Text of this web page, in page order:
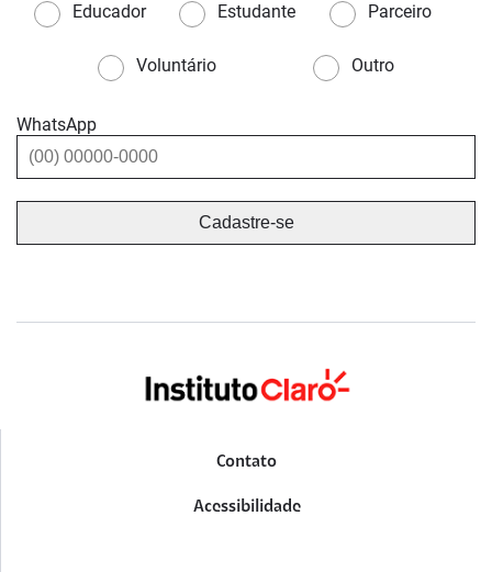
Educador
Estudante Parceiro
Voluntário Outro
WhatsApp
Contato
Acessibilidade